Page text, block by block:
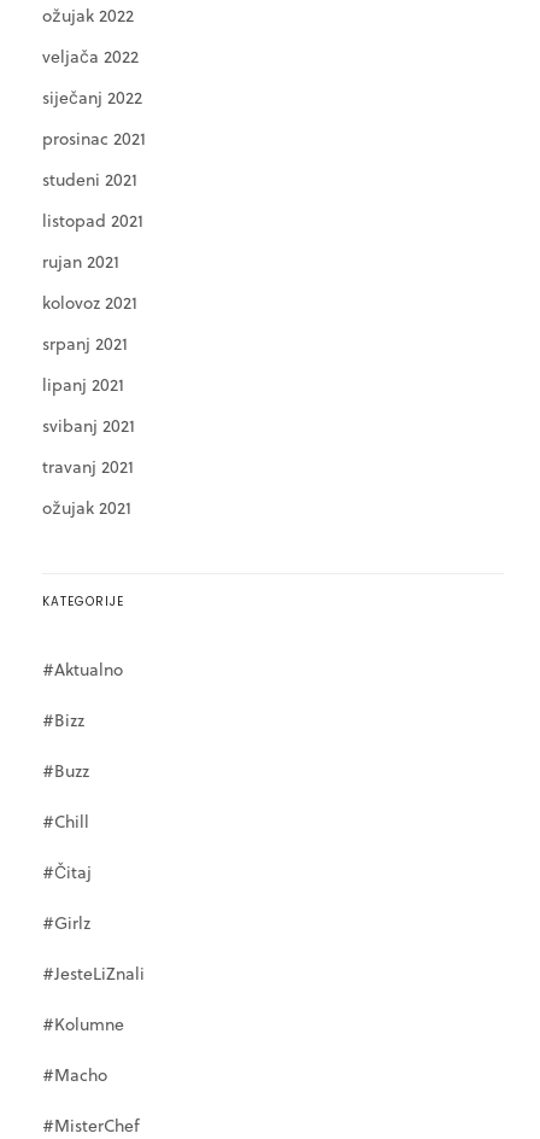
ožujak 2022
veljača 2022
siječanj 2022
prosinac 2021
studeni 2021
listopad 2021
rujan 2021
kolovoz 2021
srpanj 2021
lipanj 2021
svibanj 2021
travanj 2021
ožujak 2021
KATEGORIJE
#Aktualno
#Bizz
#Buzz
#Chill
#Čitaj
#Girlz
#JesteLiZnali
#Kolumne
#Macho
#MisterChef